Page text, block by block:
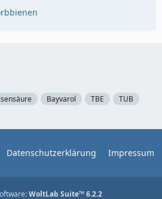
Bayvarol TBE TUB
Datenschutzerklärung Impressum
WoltLab Suite™ 6.2.2